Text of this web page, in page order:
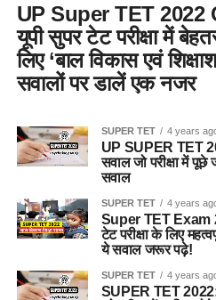
UP Super TET 2022
यूपी सुपर टेट परीक्षा में
लिए ‘बाल विकास एवं
सवालों पर डालें एक नजर
SUPER TET 4 years
UP SUPER TET
सवाल जो परीक्षा में
सवाल
SUPER TET 4 years
Super TET Exam
टेट परीक्षा के लिए
ये सवाल जरूर पढ़े!
SUPER TET 4 years
SUPER TET 2022: